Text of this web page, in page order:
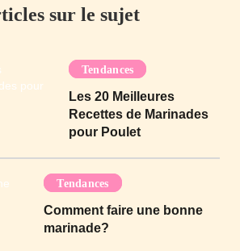
sur le sujet
Tendances
Les 20 Meilleures
Recettes de Marinades
pour Poulet
Tendances
Comment faire une bonne
marinade?